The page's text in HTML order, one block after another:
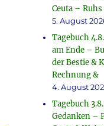
Ceuta –
5. August
Tagebuch
am Ende –
der Bestie &
Rechnung &
4. August
Tagebuch
Gedanken –